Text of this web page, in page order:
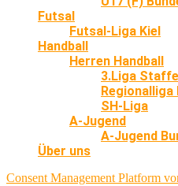
Futsal
Futsal-Liga Kiel
Handball
Herren Handball
3.Liga
Regionalliga
SH-Liga
A-Jugend
A-Jugend
Über uns
Consent Management Platform